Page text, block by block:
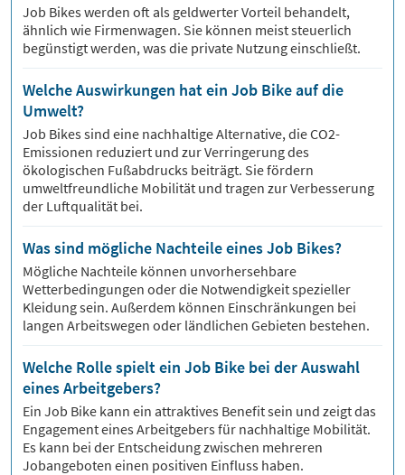
Job Bikes werden oft als geldwerter Vorteil behandelt,
ähnlich wie Firmenwagen. Sie können meist steuerlich
begünstigt werden, was die private Nutzung einschließt.
Welche Auswirkungen hat ein Job Bike auf die
Umwelt?
Job Bikes sind eine nachhaltige Alternative, die CO2-
Emissionen reduziert und zur Verringerung des
ökologischen Fußabdrucks beiträgt. Sie fördern
umweltfreundliche Mobilität und tragen zur Verbesserung
der Luftqualität bei.
Was sind mögliche Nachteile eines Job Bikes?
Mögliche Nachteile können unvorhersehbare
Wetterbedingungen oder die Notwendigkeit spezieller
Kleidung sein. Außerdem können Einschränkungen bei
langen Arbeitswegen oder ländlichen Gebieten bestehen.
Welche Rolle spielt ein Job Bike bei der Auswahl
eines Arbeitgebers?
Ein Job Bike kann ein attraktives Benefit sein und zeigt das
Engagement eines Arbeitgebers für nachhaltige Mobilität.
Es kann bei der Entscheidung zwischen mehreren
Jobangeboten einen positiven Einfluss haben.